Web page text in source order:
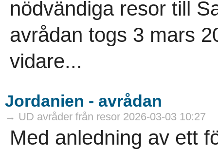
nödvändiga resor till
avrådan togs 3 mars
vidare...
Jordanien - avrådan
→ UD avråder från resor 2026-03-03 10:27
Med anledning av ett